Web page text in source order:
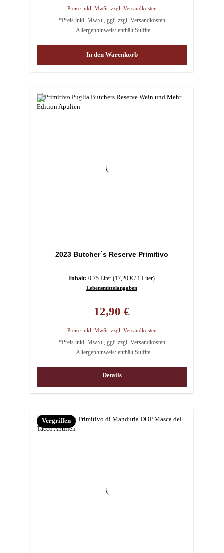
Preise inkl. MwSt. zzgl. Versandkosten
*Preis inkl. MwSt., ggf. zzgl. Versandkosten
Allergenhinweis: enthält Sulfite
In den Warenkorb
2023 Butcher´s Reserve Primitivo
Inhalt: 0.75 Liter (17,20 € / 1 Liter)
Lebensmittelangaben
12,90 €
Preise inkl. MwSt. zzgl. Versandkosten
*Preis inkl. MwSt., ggf. zzgl. Versandkosten
Allergenhinweis: enthält Sulfite
Details
Vergriffen